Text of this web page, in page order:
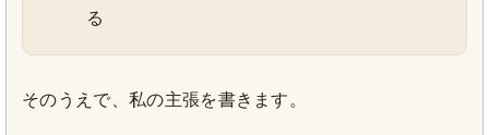
る
そのうえで、私の主張を書きます。